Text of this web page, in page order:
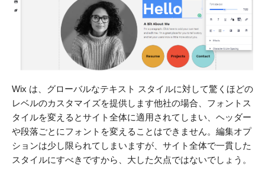
Wix は、グローバルなテキスト スタイルに対して驚くほどの
レベルのカスタマイズを提供します他社の場合、フォントス
タイルを変えるとサイト全体に適用されてしまい、ヘッダー
や段落ごとにフォントを変えることはできません。編集オプ
ションは少し限られてしまいますが、サイト全体で一貫した
スタイルにすべきですから、大した欠点ではないでしょう。